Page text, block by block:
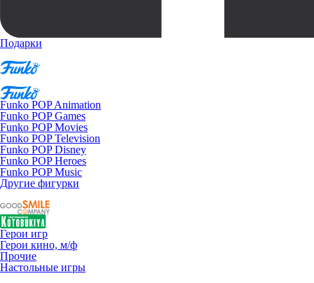
Подарки
Funko POP Animation
Funko POP Games
Funko POP Movies
Funko POP Television
Funko POP Disney
Funko POP Heroes
Funko POP Music
Другие фигурки
Герои игр
Герои кино, м/ф
Прочие
Настольные игры